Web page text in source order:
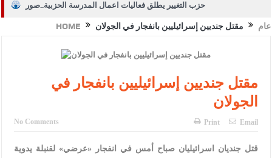
حزب التغيير يطلق فعاليات اعمال المدرسة الحزبية..صور
الجيش يفتح باب التجنيد لحملة البكالوريوس في الحقوق والقانون
بيان اجتماع عمّان:دعم الوصاية الهاشمية التاريخية على المقدسات
الإسلامية والمسيحية
النواب يقر مشروع تعديل قانون الملكية العقارية
القاضي يلتقي رؤساء تحرير الصحف اليومية ويؤكد حرص مجلس النواب
HOME عام مقتل جنديين إسرائيليين بانفجار في الجولان
مقتل جنديين إسرائيليين بانفجار في
الجولان
No Comments Print Email
قتل جنديان اسرائيليان صباح أمس في انفجار «عرضي» لقنبلة يدوية